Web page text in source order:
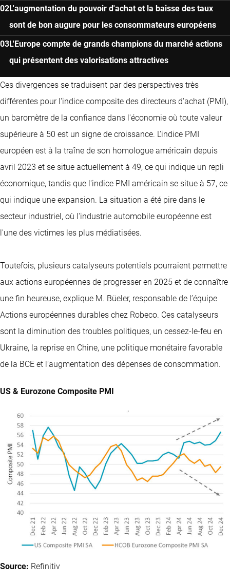
L'augmentation du pouvoir d'achat et la baisse des taux
sont de bon augure pour les consommateurs européens
L'Europe compte de grands champions du marché actions
qui présentent des valorisations attractives
Ces divergences se traduisent par des perspectives très
différentes pour l'indice composite des directeurs d'achat (PMI),
un baromètre de la confiance dans l'économie où toute valeur
supérieure à 50 est un signe de croissance. L'indice PMI
européen est à la traîne de son homologue américain depuis
avril 2023 et se situe actuellement à 49, ce qui indique un repli
économique, tandis que l'indice PMI américain se situe à 57, ce
qui indique une expansion. La situation a été pire dans le
secteur industriel, où l'industrie automobile européenne est
l'une des victimes les plus médiatisées.
Toutefois, plusieurs catalyseurs potentiels pourraient permettre
aux actions européennes de progresser en 2025 et de connaître
une fin heureuse, explique M. Büeler, responsable de l’équipe
Actions européennes durables chez Robeco. Ces catalyseurs
sont la diminution des troubles politiques, un cessez-le-feu en
Ukraine, la reprise en Chine, une politique monétaire favorable
de la BCE et l’augmentation des dépenses de consommation.
US & Eurozone Composite PMI
Source: Refinitiv